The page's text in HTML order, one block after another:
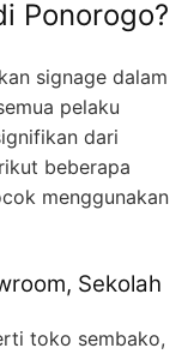
Ponorogo?
signage dalam
pelaku
dari
beberapa
menggunakan
Sekolah
toko sembako,